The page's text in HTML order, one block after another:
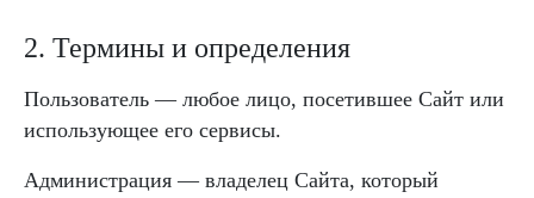
2. Термины и определения
Пользователь — любое лицо, посетившее Сайт или
использующее его сервисы.
Администрация — владелец Сайта, который